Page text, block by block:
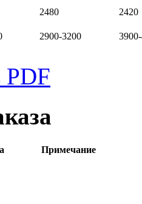
2480
2420
2900-3200
PDF
Примечание